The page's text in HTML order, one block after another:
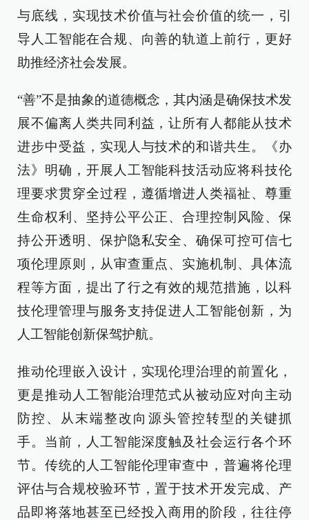
与底线，实现技术价值与社会价值的统一，引
导人工智能在合规、向善的轨道上前行，更好
助推经济社会发展。
“善”不是抽象的道德概念，其内涵是确保技术发
展不偏离人类共同利益，让所有人都能从技术
进步中受益，实现人与技术的和谐共生。《办
法》明确，开展人工智能科技活动应将科技伦
理要求贯穿全过程，遵循增进人类福祉、尊重
生命权利、坚持公平公正、合理控制风险、保
持公开透明、保护隐私安全、确保可控可信七
项伦理原则，从审查重点、实施机制、具体流
程等方面，提出了行之有效的规范措施，以科
技伦理管理与服务支持促进人工智能创新，为
人工智能创新保驾护航。
推动伦理嵌入设计，实现伦理治理的前置化，
更是推动人工智能治理范式从被动应对向主动
防控、从末端整改向源头管控转型的关键抓
手。当前，人工智能深度触及社会运行各个环
节。传统的人工智能伦理审查中，普遍将伦理
评估与合规校验环节，置于技术开发完成、产
品即将落地甚至已经投入商用的阶段，往往停